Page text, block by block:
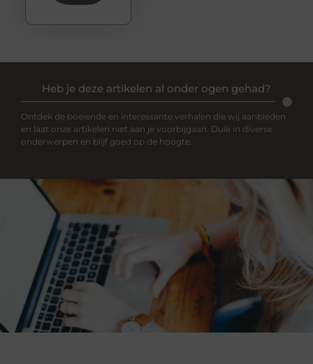
Heb je deze artikelen al onder ogen gehad?
Ontdek de boeiende en interessante verhalen die wij aanbieden
en laat onze artikelen niet aan je voorbijgaan. Duik in diverse
onderwerpen en blijf goed op de hoogte.